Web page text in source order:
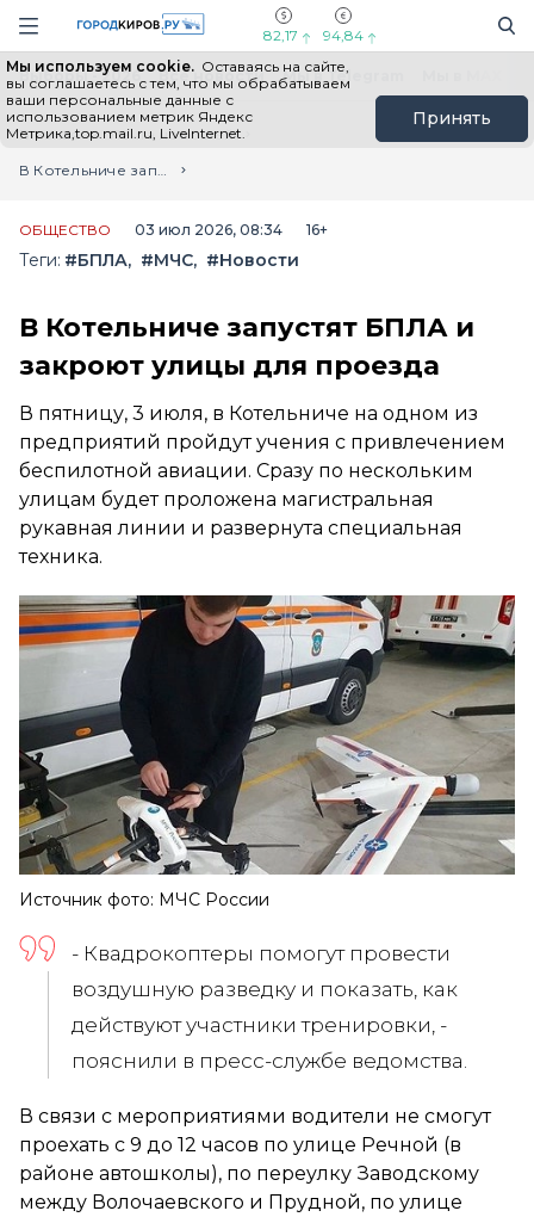
Навигация сайта
82,17 94,84
Мы используем cookie. Оставаясь на сайте,
вы соглашаетесь с тем, что мы обрабатываем
ваши персональные данные с
использованием метрик Яндекс
Метрика,top.mail.ru, LiveInternet.
Принять
Выборы - 2026 Все новости Мы в Telegram
Главная
Лента новостей
В Котельниче запустят БПЛА и закроют улицы для проезда
ОБЩЕСТВО 03 июл 2026, 08:34 16+
Теги: #БПЛА #МЧС #Новости
В Котельниче запустят БПЛА и
закроют улицы для проезда
В пятницу, 3 июля, в Котельниче на одном из
предприятий пройдут учения с привлечением
беспилотной авиации. Сразу по нескольким
улицам будет проложена магистральная
рукавная линии и развернута специальная
техника.
Источник фото: МЧС России
- Квадрокоптеры помогут провести
воздушную разведку и показать, как
действуют участники тренировки, -
пояснили в пресс-службе ведомства.
В связи с мероприятиями водители не смогут
проехать с 9 до 12 часов по улице Речной (в
районе автошколы), по переулку Заводскому
между Волочаевского и Прудной, по улице